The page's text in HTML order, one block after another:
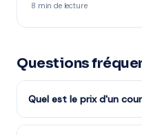
8 min de lecture
Questions
Quel est le prix d'un
Les tarifs dépendent de